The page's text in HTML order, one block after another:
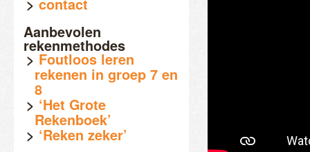
contact
Aanbevolen
rekenmethodes
Foutloos leren
rekenen in groep 7 en
8
‘Het Grote
Rekenboek’
‘Reken zeker’